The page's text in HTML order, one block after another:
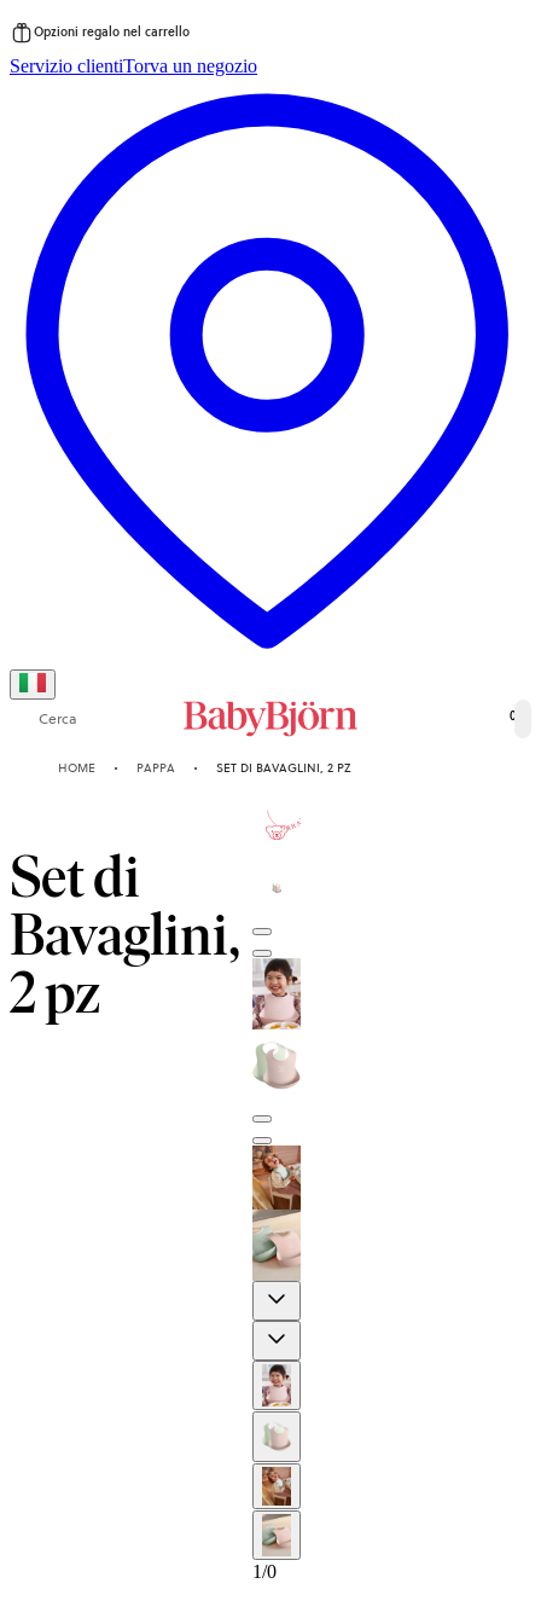
al
Opzioni regalo nel carrello
Servizio clientiTorva un negozio
Cerca 0
HOME PAPPA SET DI BAVAGLINI, 2 PZ
Set di
Bavaglini,
2 pz
GARANZIA
1/0
2-ANNI